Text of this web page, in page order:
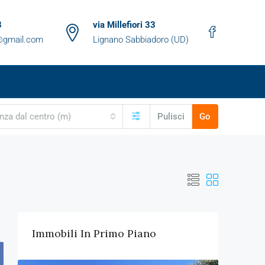
via Millefiori 33
Lignano Sabbiadoro (UD)
dal centro (m) Pulisci Go
Immobili In Primo Piano